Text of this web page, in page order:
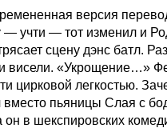
версия
— учти — тот изменил и
сцену дэнс батл.
висели. «Укрощение…»
цирковой легкостью.
вместо пьяницы Слая с
он в шекспировских